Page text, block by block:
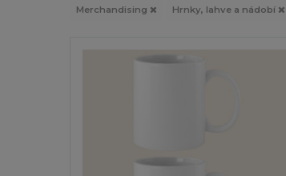
Merchandising Hrnky, lahve a nádobí